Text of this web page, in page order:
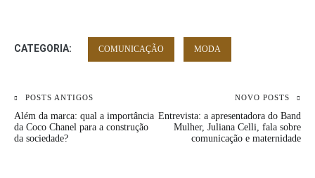
CATEGORIA: COMUNICAÇÃO MODA
Navegação
de
POSTS ANTIGOS
Além da marca: qual a importância
da Coco Chanel para a construção
da sociedade?
NOVO POSTS
Entrevista: a apresentadora do Band
Mulher, Juliana Celli, fala sobre
comunicação e maternidade